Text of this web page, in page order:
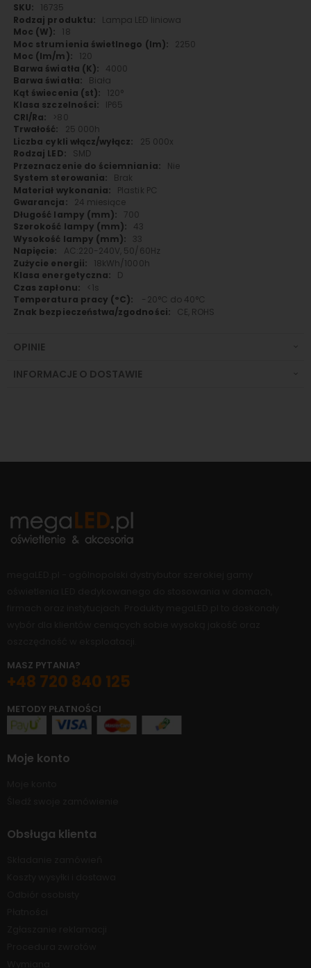
Więcej
informacji
16735
Lampa LED liniowa
18
2250
120
4000
Biała
120°
IP65
>80
25 000h
25 000x
SMD
Nie
Brak
Plastik PC
24 miesiące
700
43
33
AC:220-240V, 50/60Hz
18kWh/1000h
D
<1s
-20°C do 40°C
CE, ROHS
OPINIE
INFORMACJE O DOSTAWIE
MASZ PYTANIA?
+48 720 840 125
METODY PŁATNOŚCI
Moje konto
Obsługa klienta